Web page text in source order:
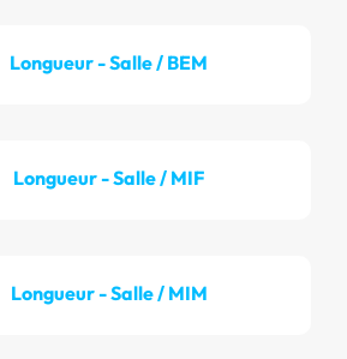
Longueur - Salle / BEM
Longueur - Salle / MIF
Longueur - Salle / MIM